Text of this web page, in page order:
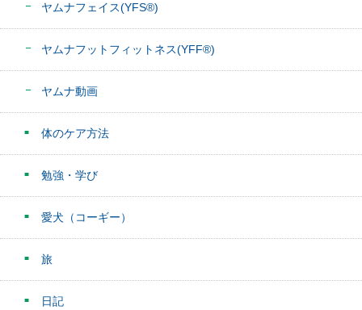
ヤムナフェイス(YFS®)
ヤムナフットフィットネス(YFF®)
ヤムナ動画
体のケア方法
勉強・学び
愛犬（コーギー）
旅
日記